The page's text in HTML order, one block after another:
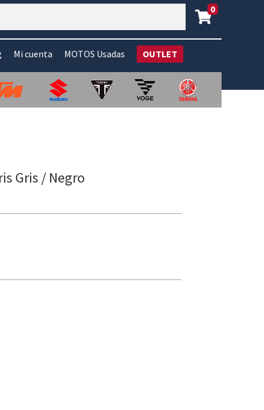
0
Mi cuenta MOTOS Usadas OUTLET
Gris / Negro